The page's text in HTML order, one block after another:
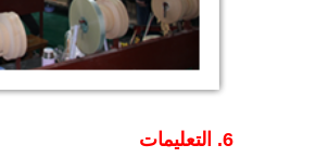
6. التعليمات